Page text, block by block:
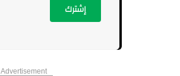
إشترك
Advertisement